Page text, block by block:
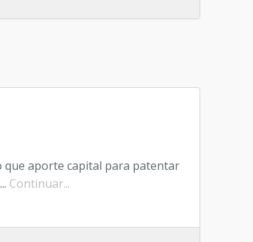
que aporte capital para patentar
Continuar...